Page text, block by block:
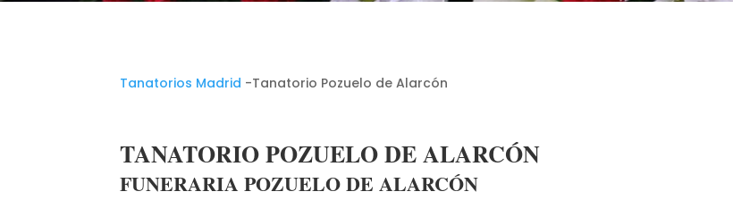
Tanatorios Madrid -Tanatorio Pozuelo de Alarcón
TANATORIO POZUELO DE ALARCÓN
FUNERARIA POZUELO DE ALARCÓN